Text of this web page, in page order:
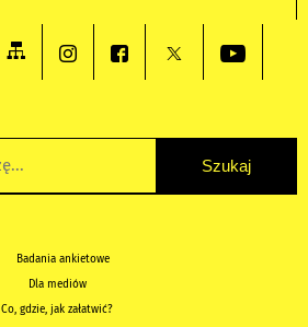
czarnymczarnymżółtym
Badania ankietowe
Dla mediów
Co, gdzie, jak załatwić?